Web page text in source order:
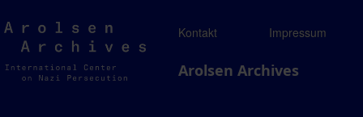
Arolsen
Archives
Kontakt Impressum
Arolsen Archives